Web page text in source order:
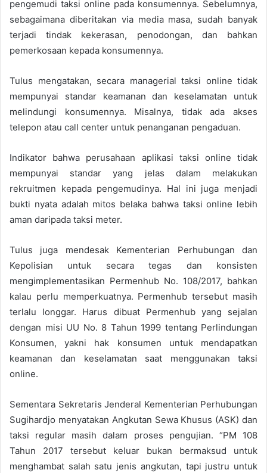
pengemudi taksi online pada konsumennya. Sebelumnya,
sebagaimana diberitakan via media masa, sudah banyak
terjadi tindak kekerasan, penodongan, dan bahkan
pemerkosaan kepada konsumennya.
Tulus mengatakan, secara managerial taksi online tidak
mempunyai standar keamanan dan keselamatan untuk
melindungi konsumennya. Misalnya, tidak ada akses
telepon atau call center untuk penanganan pengaduan.
Indikator bahwa perusahaan aplikasi taksi online tidak
mempunyai standar yang jelas dalam melakukan
rekruitmen kepada pengemudinya. Hal ini juga menjadi
bukti nyata adalah mitos belaka bahwa taksi online lebih
aman daripada taksi meter.
Tulus juga mendesak Kementerian Perhubungan dan
Kepolisian untuk secara tegas dan konsisten
mengimplementasikan Permenhub No. 108/2017, bahkan
kalau perlu memperkuatnya. Permenhub tersebut masih
terlalu longgar. Harus dibuat Permenhub yang sejalan
dengan misi UU No. 8 Tahun 1999 tentang Perlindungan
Konsumen, yakni hak konsumen untuk mendapatkan
keamanan dan keselamatan saat menggunakan taksi
online.
Sementara Sekretaris Jenderal Kementerian Perhubungan
Sugihardjo menyatakan Angkutan Sewa Khusus (ASK) dan
taksi regular masih dalam proses pengujian. “PM 108
Tahun 2017 tersebut keluar bukan bermaksud untuk
menghambat salah satu jenis angkutan, tapi justru untuk